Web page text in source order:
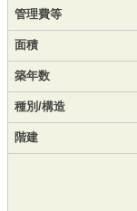
管理費等
面積
築年数
種別/構造
階建